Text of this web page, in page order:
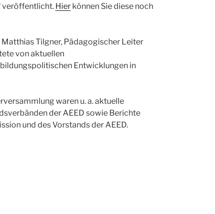
veröffentlicht. Hier können Sie diese noch
Tilgner, Pädagogischer Leiter
von aktuellen
Entwicklungen in
waren u. a. aktuelle
der AEED sowie Berichte
und des Vorstands der AEED.